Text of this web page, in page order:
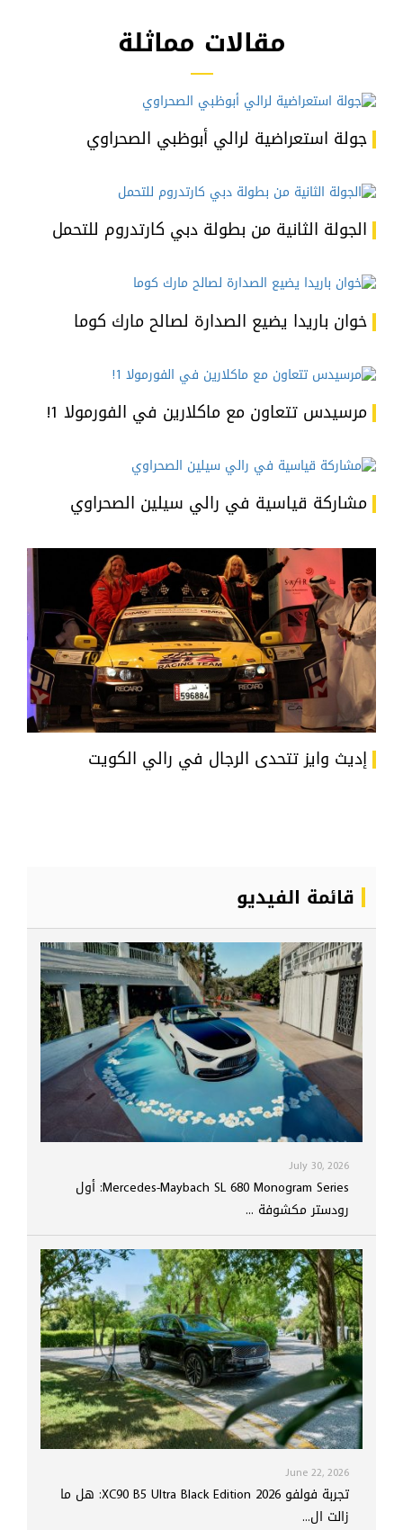
مقالات مماثلة
جولة استعراضية لرالي أبوظبي الصحراوي
الجولة الثانية من بطولة دبي كارتدروم للتحمل
خوان باريدا يضيع الصدارة لصالح مارك كوما
مرسيدس تتعاون مع ماكلارين في الفورمولا 1!
مشاركة قياسية في رالي سيلين الصحراوي
إديث وايز تتحدى الرجال في رالي الكويت
قائمة الفيديو
July 30, 2026
Mercedes-Maybach SL 680 Monogram Series: أول
رودستر مكشوفة ...
June 22, 2026
تجربة فولفو XC90 B5 Ultra Black Edition 2026: هل ما
زالت ال...